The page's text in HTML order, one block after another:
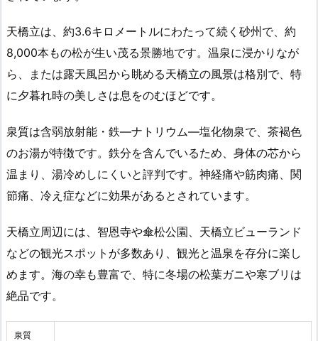
天橋立は、約3.6キロメートルにわたって続く砂州で、約
8,000本もの松が生い茂る景勝地です。温泉に浸かりなが
ら、または露天風呂から眺める天橋立の風景は格別で、特
に夕暮れ時の美しさは息をのむほどです。
泉質は含弱放射能・鉄―ナトリウム―塩化物泉で、茶褐色
のお湯が特徴です。鉄分を含んでいるため、身体の芯から
温まり、湯冷めしにくいと評判です。神経痛や筋肉痛、関
節痛、冷え症などに効果があるとされています。
天橋立周辺には、智恩寺や傘松公園、天橋立ビューランド
などの観光スポットが多数あり、観光と温泉を存分に楽し
めます。海の幸も豊富で、特に冬場の松葉ガニや寒ブリは
絶品です。
泉質